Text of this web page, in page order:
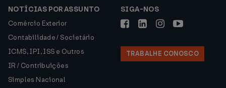
NOTÍCIAS POR ASSUNTO
Comércio Exterior
Contabilidade / Societário
ICMS, IPI, ISS e Outros
IR / Contribuições
Simples Nacional
SIGA-NOS
TRABALHE CONOSCO